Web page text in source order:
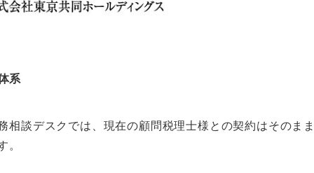
系
相談デスクでは、現在の顧問税理士様との契約はそのま
。